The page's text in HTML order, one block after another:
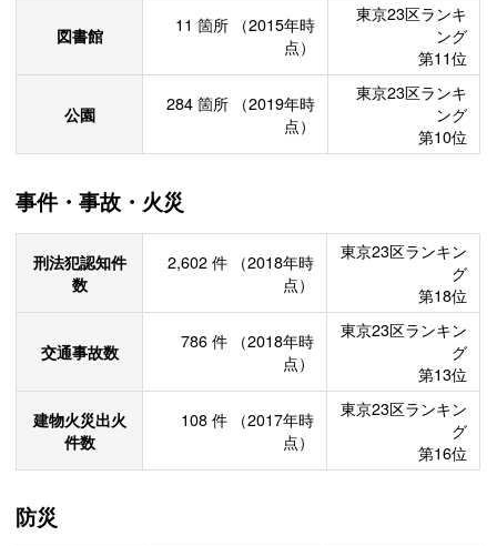
図書館 11 箇所
（2015年時
点）
東京23区ランキ
ング
第11位
公園 284 箇所
（2019年時
点）
東京23区ランキ
ング
第10位
事件・事故・火災
刑法犯認知件
数
2,602 件
（2018年時
点）
東京23区ランキン
グ
第18位
交通事故数 786 件
（2018年時
点）
東京23区ランキン
グ
第13位
建物火災出火
件数
108 件
（2017年時
点）
東京23区ランキン
グ
第16位
防災